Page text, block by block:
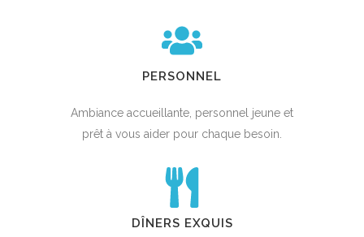
PERSONNEL
Ambiance accueillante, personnel jeune et
prêt à vous aider pour chaque besoin.
DÎNERS EXQUIS